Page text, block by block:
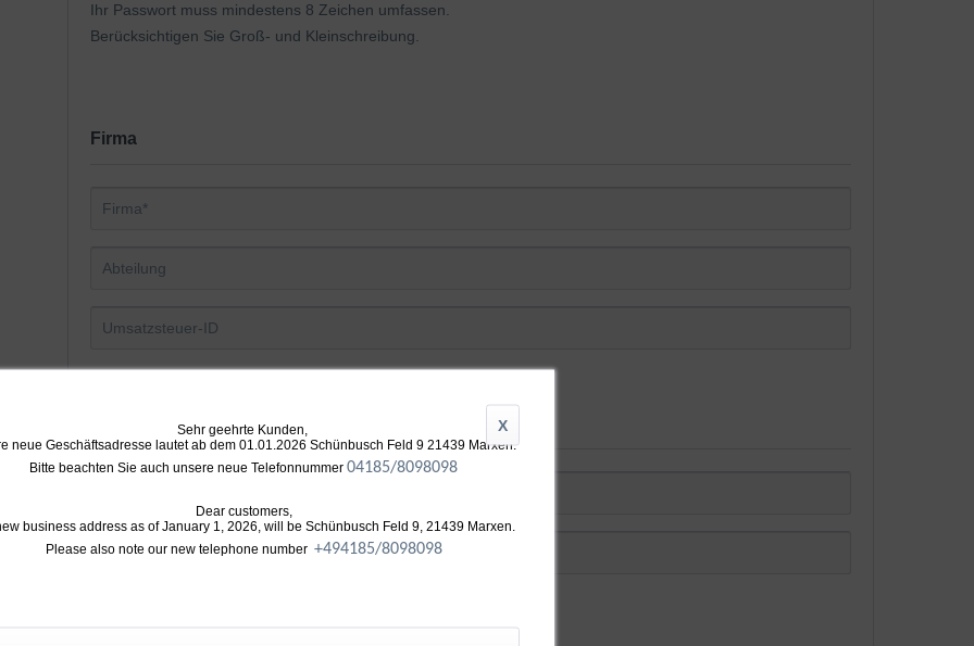
Ihr Passwort muss mindestens 8 Zeichen umfassen.
Berücksichtigen Sie Groß- und Kleinschreibung.
Firma
Ihre Adresse X
Sehr geehrte Kunden,
neue Geschäftsadresse lautet ab dem 01.01.2026 Schünbusch Feld 9 21439 Marxen.
Bitte beachten Sie auch unsere neue Telefonnummer 04185/8098098
Dear customers,
business address as of January 1, 2026, will be Schünbusch Feld 9, 21439 Marxen.
Please also note our new telephone number +494185/8098098